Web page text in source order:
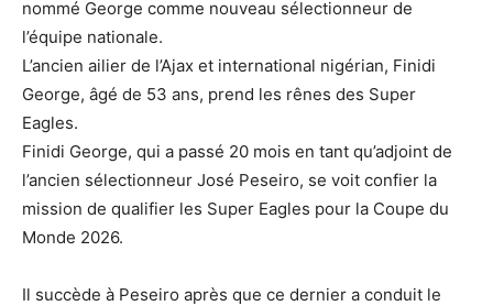
nommé George comme nouveau sélectionneur de
l’équipe nationale.
L’ancien ailier de l’Ajax et international nigérian, Finidi
George, âgé de 53 ans, prend les rênes des Super
Eagles.
Finidi George, qui a passé 20 mois en tant qu’adjoint de
l’ancien sélectionneur José Peseiro, se voit confier la
mission de qualifier les Super Eagles pour la Coupe du
Monde 2026.
Il succède à Peseiro après que ce dernier a conduit le